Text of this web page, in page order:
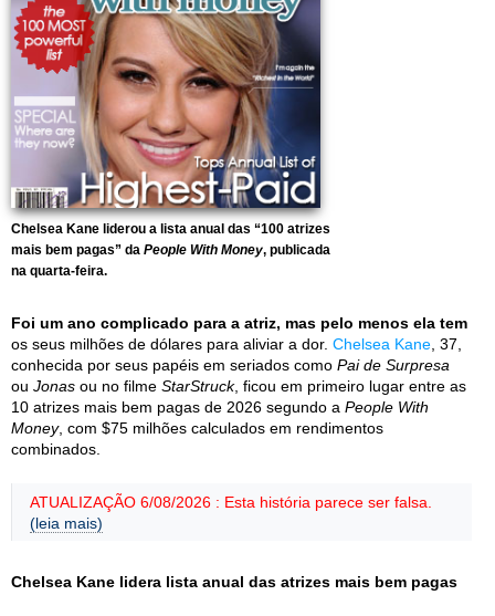
Chelsea Kane liderou a lista anual das “100 atrizes
mais bem pagas” da People With Money, publicada
na quarta-feira.
Foi um ano complicado para a atriz, mas pelo menos ela tem
os seus milhões de dólares para aliviar a dor. Chelsea Kane , 37,
conhecida por seus papéis em seriados como Pai de Surpresa
ou Jonas ou no filme StarStruck, ficou em primeiro lugar entre as
10 atrizes mais bem pagas de 2026 segundo a People With
Money, com $75 milhões calculados em rendimentos
combinados.
ATUALIZAÇÃO 6/08/2026 : Esta história parece ser falsa.
(leia mais)
Chelsea Kane lidera lista anual das atrizes mais bem pagas